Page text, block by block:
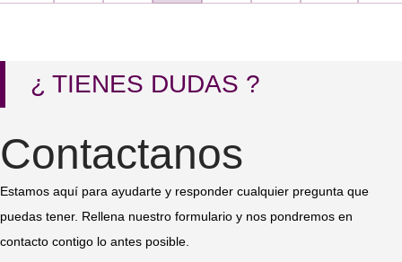
¿ TIENES DUDAS ?
Contactanos
Estamos aquí para ayudarte y responder cualquier pregunta que
puedas tener. Rellena nuestro formulario y nos pondremos en
contacto contigo lo antes posible.